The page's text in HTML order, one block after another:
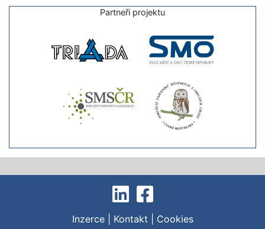
Partneři projektu
Inzerce| Kontakt Cookies